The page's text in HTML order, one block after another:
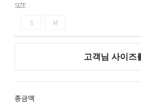
SIZE
S M
총금액